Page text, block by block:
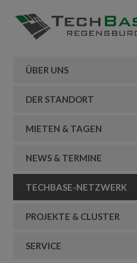
ÜBER UNS
DER STANDORT
MIETEN & TAGEN
NEWS & TERMINE
TECHBASE-NETZWERK
PROJEKTE & CLUSTER
SERVICE